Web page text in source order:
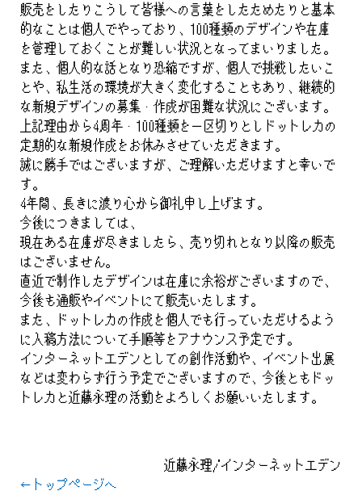
販売をしたりこうして皆様への言葉をしたためたりと基本
的なことは個人でやっており、100種類のデザインや在庫
を管理しておくことが難しい状況となってまいりました。
また、個人的な話となり恐縮ですが、個人で挑戦したいこ
とや、私生活の環境が大きく変化することもあり、継続的
な新規デザインの募集・作成が困難な状況にございます。
上記理由から4周年・100種類を一区切りとしドットレカの
定期的な新規作成をお休みさせていただきます。
誠に勝手ではございますが、ご理解いただけますと幸いで
す。
4年間、長きに渡り心から御礼申し上げます。
今後につきましては、
現在ある在庫が尽きましたら、売り切れとなり以降の販売
はございません。
直近で制作したデザインは在庫に余裕がございますので、
今後も通販やイベントにて販売いたします。
また、ドットレカの作成を個人でも行っていただけるよう
に入稿方法について手順等をアナウンス予定です。
インターネットエデンとしての創作活動や、イベント出展
などは変わらず行う予定でございますので、今後ともドッ
トレカと近藤永理の活動をよろしくお願いいたします。
近藤永理/インターネットエデン
←トップページへ